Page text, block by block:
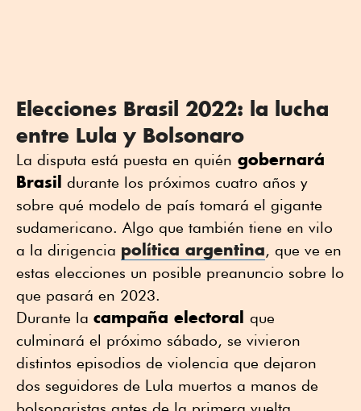
Elecciones Brasil 2022: la lucha
entre Lula y Bolsonaro
La disputa está puesta en quién gobernará
Brasil durante los próximos cuatro años y
sobre qué modelo de país tomará el gigante
sudamericano. Algo que también tiene en vilo
a la dirigencia política argentina, que ve en
estas elecciones un posible preanuncio sobre lo
que pasará en 2023.
Durante la campaña electoral que
culminará el próximo sábado, se vivieron
distintos episodios de violencia que dejaron
dos seguidores de Lula muertos a manos de